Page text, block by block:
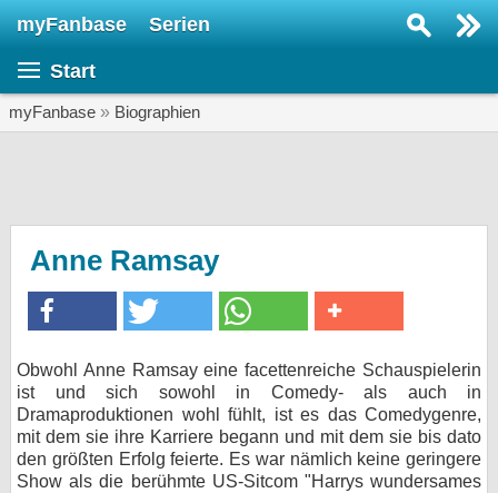
myFanbase Serien
Start
myFanbase » Biographien
Anne Ramsay
Obwohl Anne Ramsay eine facettenreiche Schauspielerin
ist und sich sowohl in Comedy- als auch in
Dramaproduktionen wohl fühlt, ist es das Comedygenre,
mit dem sie ihre Karriere begann und mit dem sie bis dato
den größten Erfolg feierte. Es war nämlich keine geringere
Show als die berühmte US-Sitcom "Harrys wundersames
Veranstaltungen
KULTUR
Specials
SERVICE
Gewinnspiele
Forum